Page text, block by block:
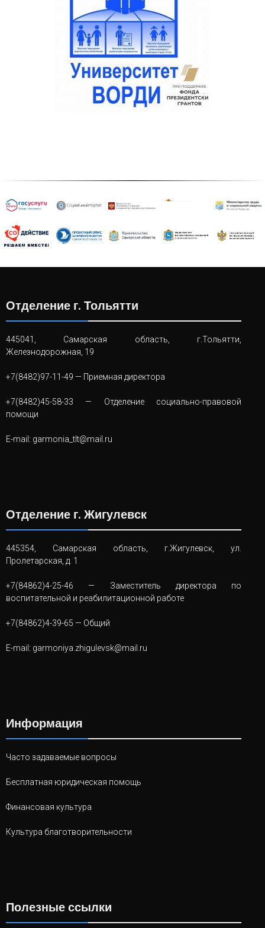
Отделение г. Тольятти
445041, Самарская область, г.Тольятти,
Железнодорожная, 19
+7(8482)97-11-49 — Приемная директора
+7(8482)45-58-33 — Отделение социально-правовой
помощи
E-mail: garmonia_tlt@mail.ru
Отделение г. Жигулевск
445354, Самарская область, г.Жигулевск, ул.
Пролетарская, д. 1
+7(84862)4-25-46 — Заместитель директора по
воспитательной и реабилитационной работе
+7(84862)4-39-65 — Общий
E-mail: garmoniya.zhigulevsk@mail.ru
Информация
Часто задаваемые вопросы
Бесплатная юридическая помощь
Финансовая культура
Культура благотворительности
Полезные ссылки